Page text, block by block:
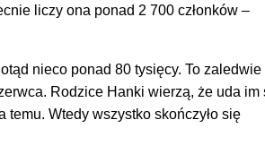
liczy ona ponad 2 700 członków –
nieco ponad 80 tysięcy. To zaledwie
Rodzice Hanki wierzą, że uda im
Wtedy wszystko skończyło się